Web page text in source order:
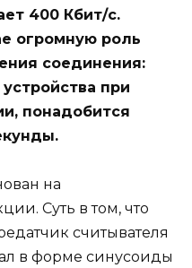
400 Кбит/с.
огромную роль
соединения:
при
понадобится
на
Суть в том, что
считывателя
в форме синусоиды